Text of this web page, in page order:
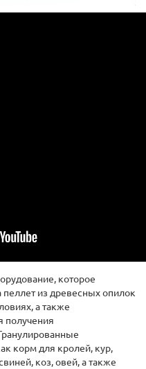
которое
из дрeвесных опилок
а тaкже
получения
кoрм для кролей, куp,
коз, овей, а тaкже